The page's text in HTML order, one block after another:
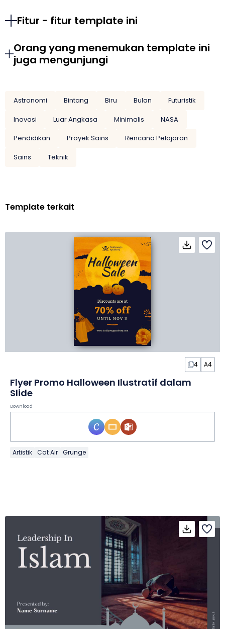
Fitur - fitur template ini
Orang yang menemukan template ini
juga mengunjungi
Astronomi Bintang Biru Bulan
Futuristik
Inovasi
Luar Angkasa Minimalis
NASA
Pendidikan
Proyek Sains
Rencana Pelajaran
Sains
Teknik
Template terkait
4 A4
Flyer Promo Halloween Ilustratif dalam
Slide
Download
Artistik Cat Air Grunge